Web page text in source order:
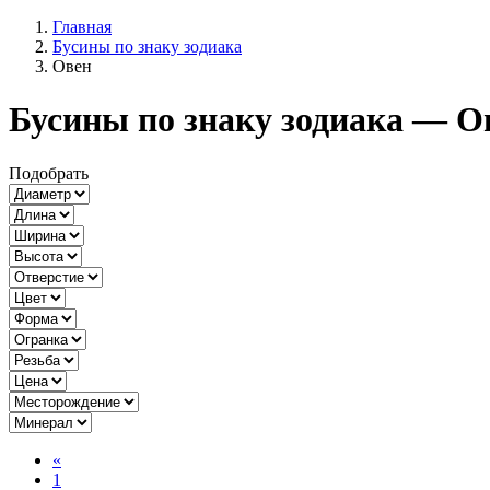
Главная
Бусины по знаку зодиака
Овен
Бусины по знаку зодиака —
Подобрать
«
1